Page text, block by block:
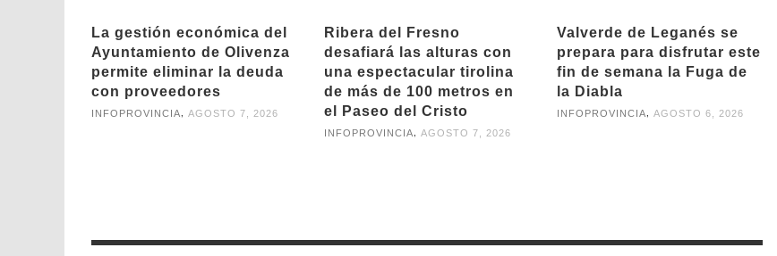
La gestión económica del
Ayuntamiento de Olivenza
permite eliminar la deuda
con proveedores
INFOPROVINCIA AGOSTO 7, 2026
Ribera del Fresno
desafiará las alturas con
una espectacular tirolina
de más de 100 metros en
el Paseo del Cristo
INFOPROVINCIA AGOSTO 7, 2026
Valverde de Leganés se
prepara para disfrutar este
fin de semana la Fuga de
la Diabla
INFOPROVINCIA AGOSTO 6, 2026